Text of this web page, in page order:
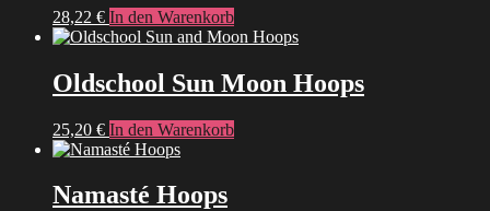
28,22 € In den Warenkorb
Oldschool Sun Moon Hoops
25,20 € In den Warenkorb
Namasté Hoops